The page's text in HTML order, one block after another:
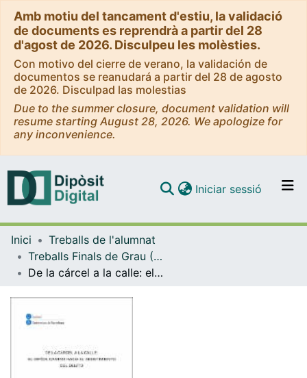
Amb motiu del tancament d'estiu, la validació
de documents es reprendrà a partir del 28
d'agost de 2026. Disculpeu les molèsties.
Con motivo del cierre de verano, la validación de
documentos se reanudará a partir del 28 de agosto
de 2026. Disculpad las molestias
Due to the summer closure, document validation will
resume starting August 28, 2026. We apologize for
any inconvenience.
Navega per tot el DD
Com publicar
Iniciar sessió (current)
Inici
Treballs de l'alumnat
Treballs Finals de Grau (TFG) - Criminologia
De la cárcel a la calle: el difícil camino hacia el desistimiento del delito